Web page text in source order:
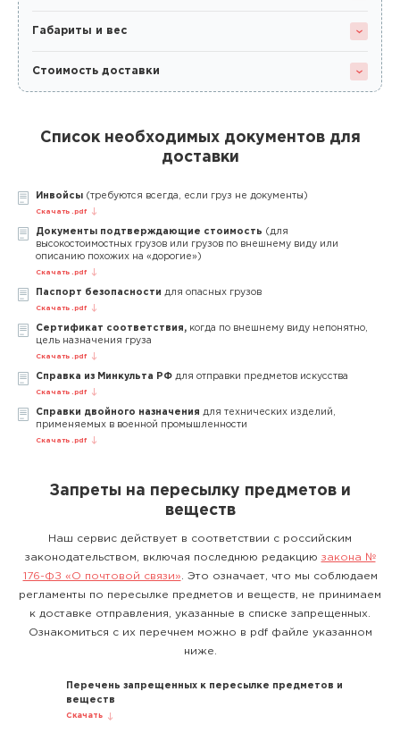
Габариты и вес
Стоимость доставки
Список необходимых документов для
доставки
Инвойсы (требуются всегда, если груз не документы)
Скачать .pdf
Документы подтверждающие стоимость (для
высокостоимостных грузов или грузов по внешнему виду или
описанию похожих на «дорогие»)
Скачать .pdf
Паспорт безопасности для опасных грузов
Скачать .pdf
Сертификат соответствия, когда по внешнему виду непонятно,
цель назначения груза
Скачать .pdf
Справка из Минкульта РФ для отправки предметов искусства
Скачать .pdf
Справки двойного назначения для технических изделий,
применяемых в военной промышленности
Скачать .pdf
Запреты на пересылку предметов и
веществ
Наш сервис действует в соответствии с российским
законодательством, включая последнюю редакцию закона №
176-ФЗ «О почтовой связи» . Это означает, что мы соблюдаем
регламенты по пересылке предметов и веществ, не принимаем
к доставке отправления, указанные в списке запрещенных.
Ознакомиться с их перечнем можно в pdf файле указанном
ниже.
Перечень запрещенных к пересылке предметов и
веществ
Скачать